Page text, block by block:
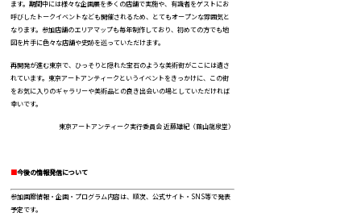
ます。期間中には様々な企画展を多くの店舗で実施や、有識者をゲストにお
呼びしたトークイベントなども開催されるため、とてもオープンな雰囲気と
なります。参加店舗のエリアマップも毎年制作しており、初めての方でも地
図を片手に色々な店舗や史跡を巡っていただけます。
再開発が進む東京で、ひっそりと隠れた宝石のような美術街がここには遺さ
れています。東京アートアンティークというイベントをきっかけに、この街
をお気に入りのギャラリーや美術品との良き出会いの場としていただければ
幸いです。
東京アートアンティーク実行委員会 近藤雄紀（繭山龍泉堂）
■今後の情報発信について
参加画廊情報・企画・プログラム内容は、順次、公式サイト・SNS等で発表
予定です。